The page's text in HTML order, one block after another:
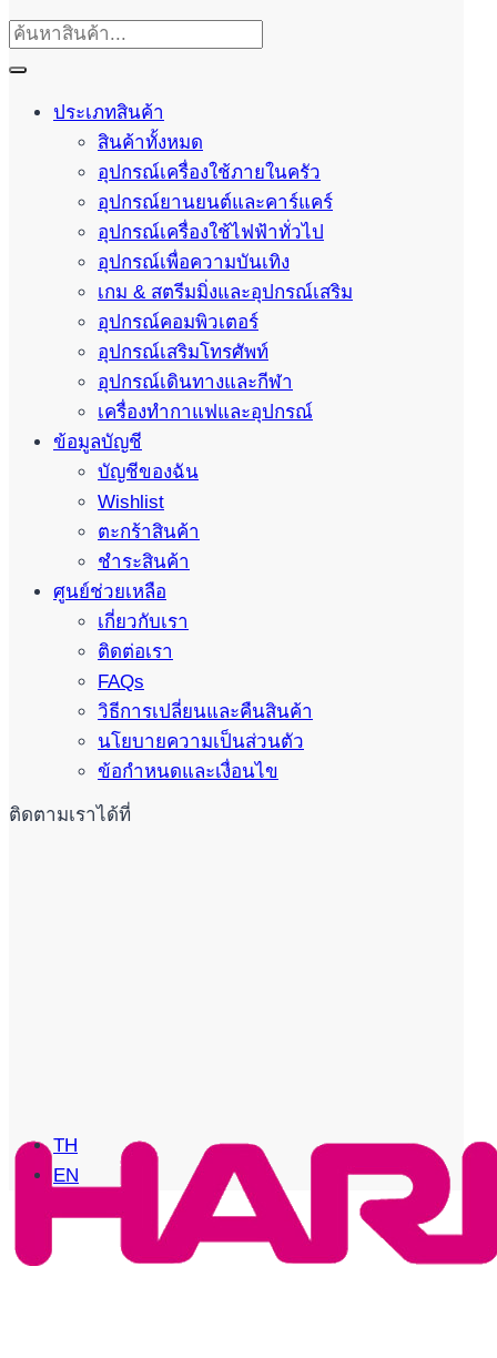
ประเภทสินค้า
สินค้าทั้งหมด
อุปกรณ์เครื่องใช้ภายในครัว
อุปกรณ์ยานยนต์และคาร์แคร์
อุปกรณ์เครื่องใช้ไฟฟ้าทั่วไป
อุปกรณ์เพื่อความบันเทิง
เกม & สตรีมมิ่งและอุปกรณ์เสริม
อุปกรณ์คอมพิวเตอร์
อุปกรณ์เสริมโทรศัพท์
อุปกรณ์เดินทางและกีฬา
เครื่องทำกาแฟและอุปกรณ์
ข้อมูลบัญชี
บัญชีของฉัน
Wishlist
ตะกร้าสินค้า
ชำระสินค้า
ศูนย์ช่วยเหลือ
เกี่ยวกับเรา
ติดต่อเรา
FAQs
วิธีการเปลี่ยนและคืนสินค้า
นโยบายความเป็นส่วนตัว
ข้อกำหนดและเงื่อนไข
ติดตามเราได้ที่
TH
EN